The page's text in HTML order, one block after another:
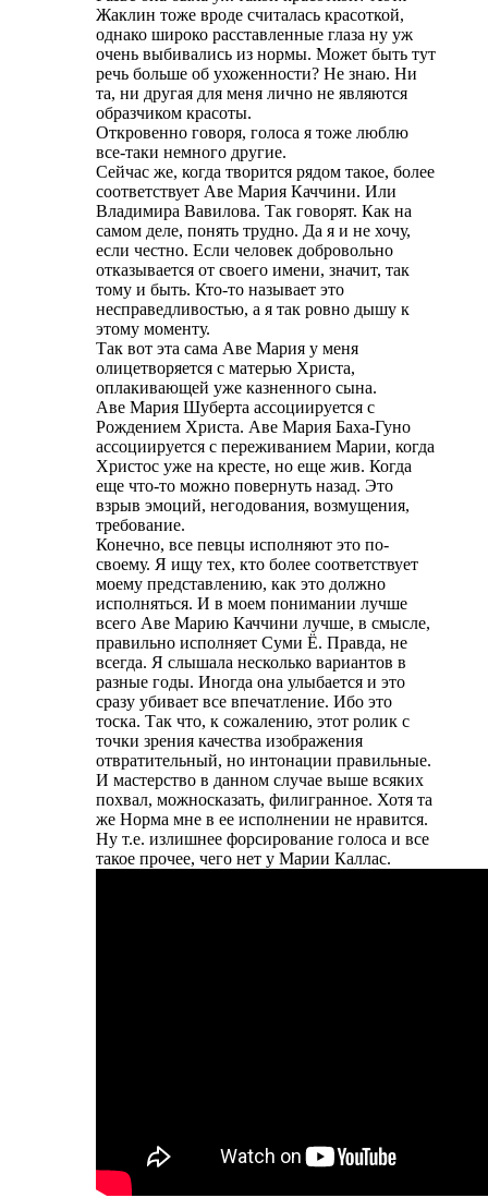
Жаклин тоже вроде считалась красоткой,
однако широко расставленные глаза ну уж
очень выбивались из нормы. Может быть тут
речь больше об ухоженности? Не знаю. Ни
та, ни другая для меня лично не являются
образчиком красоты.
Откровенно говоря, голоса я тоже люблю
все-таки немного другие.
Сейчас же, когда творится рядом такое, более
соответствует Аве Мария Каччини. Или
Владимира Вавилова. Так говорят. Как на
самом деле, понять трудно. Да я и не хочу,
если честно. Если человек добровольно
отказывается от своего имени, значит, так
тому и быть. Кто-то называет это
несправедливостью, а я так ровно дышу к
этому моменту.
Так вот эта сама Аве Мария у меня
олицетворяется с матерью Христа,
оплакивающей уже казненного сына.
Аве Мария Шуберта ассоциируется с
Рождением Христа. Аве Мария Баха-Гуно
ассоциируется с переживанием Марии, когда
Христос уже на кресте, но еще жив. Когда
еще что-то можно повернуть назад. Это
взрыв эмоций, негодования, возмущения,
требование.
Конечно, все певцы исполняют это по-
своему. Я ищу тех, кто более соответствует
моему представлению, как это должно
исполняться. И в моем понимании лучше
всего Аве Марию Каччини лучше, в смысле,
правильно исполняет Суми Ё. Правда, не
всегда. Я слышала несколько вариантов в
разные годы. Иногда она улыбается и это
сразу убивает все впечатление. Ибо это
тоска. Так что, к сожалению, этот ролик с
точки зрения качества изображения
отвратительный, но интонации правильные.
И мастерство в данном случае выше всяких
похвал, можносказать, филигранное. Хотя та
же Норма мне в ее исполнении не нравится.
Ну т.е. излишнее форсирование голоса и все
такое прочее, чего нет у Марии Каллас.